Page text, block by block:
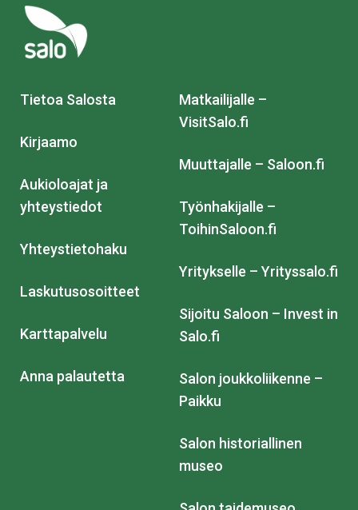
Tietoa Salosta
Kirjaamo
Aukioloajat ja
yhteystiedot
Yhteystietohaku
Laskutusosoitteet
Karttapalvelu
Anna palautetta
Matkailijalle –
VisitSalo.fi
Muuttajalle – Saloon.fi
Työnhakijalle –
ToihinSaloon.fi
Yritykselle – Yrityssalo.fi
Sijoitu Saloon – Invest in
Salo.fi
Salon joukkoliikenne –
Paikku
Salon historiallinen
museo